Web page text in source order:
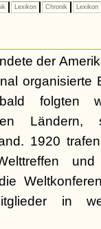
Lexikon Chronik Lexikon
der
organisierte
folgten
1920
in